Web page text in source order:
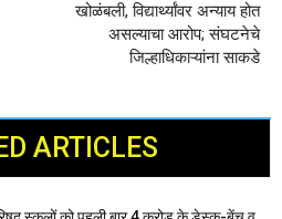
खोळंबली, विद्यार्थ्यांवर अन्याय होत
असल्याचा आरोप; संघटनेचे
जिल्हाधिकाऱ्यांना साकडे
ARTICLES